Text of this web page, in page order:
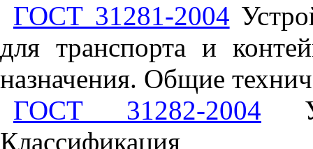
ГОСТ 31281-2004
для транспорта и
назначения. Общие
ГОСТ 31282-2004
Классификация